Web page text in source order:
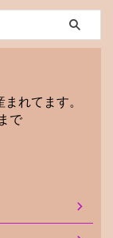
れてます。
で